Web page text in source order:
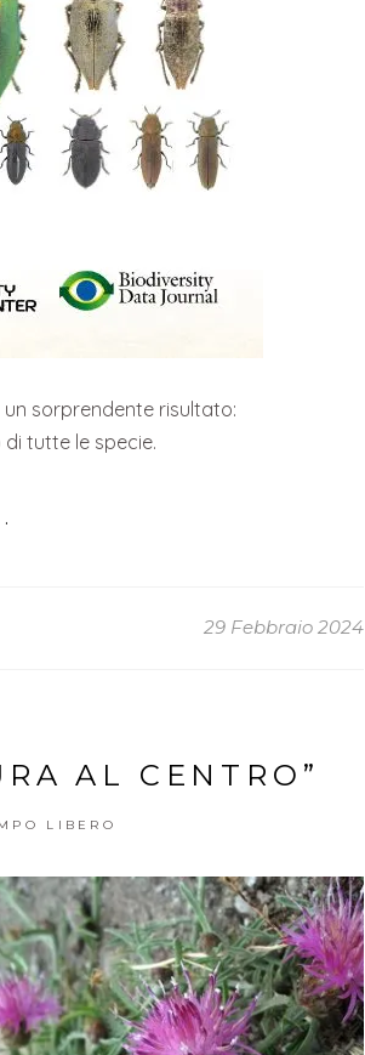
sorprendente risultato:
tutte le specie.
29 Febbraio 2024
AL CENTRO”
LIBERO